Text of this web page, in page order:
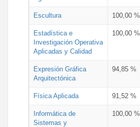
Escultura 100,00 %
Estadística e
Investigación Operativa
Aplicadas y Calidad
100,00 %
Expresión Gráfica
Arquitectónica
94,85 %
Física Aplicada 91,52 %
Informática de
Sistemas y
100,00 %